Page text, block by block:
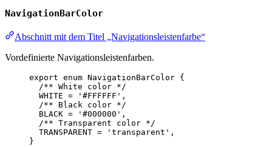
NavigationBarColor
Abschnitt mit dem Titel „Navigationsleistenfarbe“
Vordefinierte Navigationsleistenfarben.
export enum NavigationBarColor {
/** White color */
WHITE = '#FFFFFF' ,
/** Black color */
BLACK = '#000000' ,
/** Transparent color */
TRANSPARENT = 'transparent' ,
}